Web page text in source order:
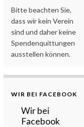
Bitte beachten Sie,
dass wir kein Verein
sind und daher keine
Spendenquittungen
ausstellen können.
WIR BEI FACEBOOK
Wir bei
Facebook